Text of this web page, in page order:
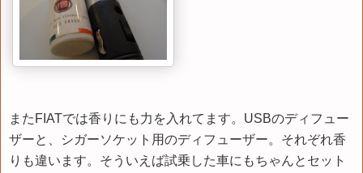
またFIATでは香りにも力を入れてます。USBのディフュー
ザーと、シガーソケット用のディフューザー。それぞれ香
りも違います。そういえば試乗した車にもちゃんとセット